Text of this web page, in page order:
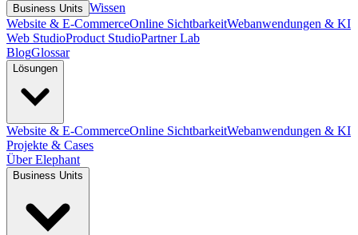
Business Units Wissen
Website & E-CommerceOnline SichtbarkeitWebanwendungen & KI
Web StudioProduct StudioPartner Lab
BlogGlossar
Lösungen
Website & E-CommerceOnline SichtbarkeitWebanwendungen & KI
Projekte & Cases
Über Elephant
Business Units